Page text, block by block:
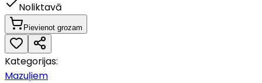
Noliktavā
Pievienot grozam
Kategorijas:
Mazuļiem